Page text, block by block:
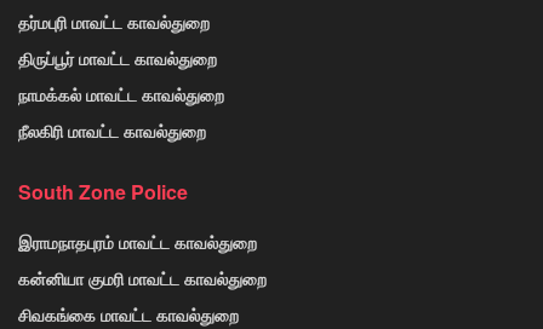
தர்மபுரி மாவட்ட காவல்துறை
திருப்பூர் மாவட்ட காவல்துறை
நாமக்கல் மாவட்ட காவல்துறை
நீலகிரி மாவட்ட காவல்துறை
South Zone Police
இராமநாதபுரம் மாவட்ட காவல்துறை
கன்னியா குமரி மாவட்ட காவல்துறை
சிவகங்கை மாவட்ட காவல்துறை